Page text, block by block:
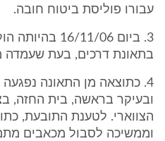
עבורו פוליסת ביטוח חובה.
3. ביום 16/11/
בתאונת דרכים, בעת שעמדה
4. כתוצאה מן התאונה
ובעיקר בראשה, בית החזה,
הצווארי. לטענת התובעת,
וממשיכה לסבול מכאבים